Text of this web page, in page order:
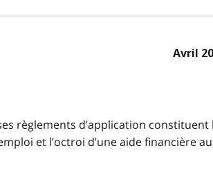
Avril
règlements d’application constituent
et l’octroi d’une aide financière